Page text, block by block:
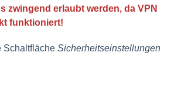
zwingend erlaubt werden, da VPN
funktioniert!
Schaltfläche Sicherheitseinstellungen